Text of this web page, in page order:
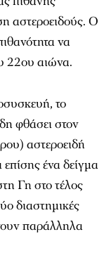
αστεροειδούς. Ο
να
22ου αιώνα.
το
φθάσει στον
αστεροειδή
επίσης ένα δείγμα
Γη στο τέλος
διαστημικές
παράλληλα